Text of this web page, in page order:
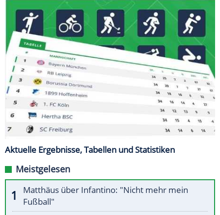
Aktuelle Ergebnisse, Tabellen und Statistiken
Meistgelesen
Matthäus über Infantino: "Nicht mehr mein
Fußball"